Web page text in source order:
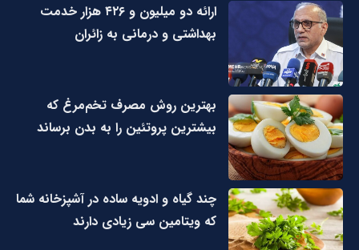
ارائه دو میلیون و ۴۲۶ هزار خدمت
بهداشتی و درمانی به زائران
بهترین روش مصرف تخم‌مرغ که
بیشترین پروتئین را به بدن برساند
چند گیاه و ادویه ساده در آشپزخانه شما
که ویتامین سی زیادی دارند